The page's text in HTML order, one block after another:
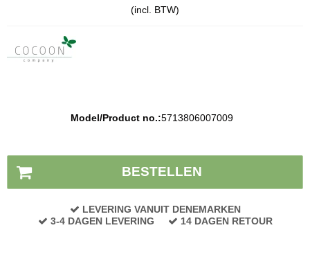
(incl. BTW)
Model/Product no.:5713806007009
BESTELLEN
LEVERING VANUIT DENEMARKEN
3-4 DAGEN LEVERING
14 DAGEN RETOUR